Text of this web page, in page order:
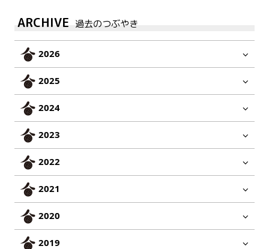
ARCHIVE 過去のつぶやき
2026
2025
2024
2023
2022
2021
2020
2019